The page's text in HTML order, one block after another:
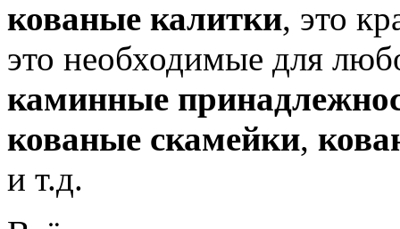
кованые калитки, это
это необходимые для
каминные
кованые скамейки,
и т.д.